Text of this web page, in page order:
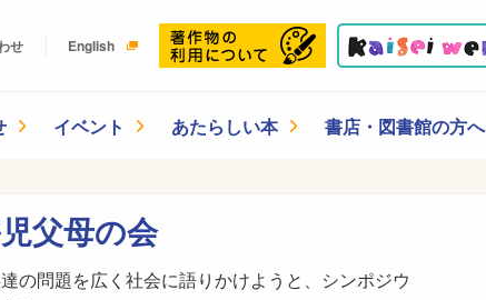
せ English
イベント あたらしい本 書店・図書館の方へ
父母の会
の問題を広く社会に語りかけようと、シンポジウ